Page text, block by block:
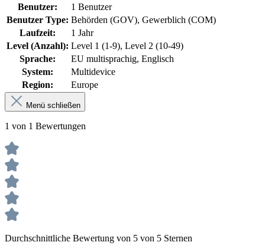
Benutzer:
1 Benutzer
Benutzer Type: Behörden (GOV), Gewerblich (COM)
Laufzeit:
1 Jahr
Level (Anzahl): Level 1 (1-9), Level 2 (10-49)
Sprache:
EU multisprachig, Englisch
System:
Multidevice
Region:
Europe
Menü schließen
1 von 1 Bewertungen
Durchschnittliche Bewertung von 5 von 5 Sternen